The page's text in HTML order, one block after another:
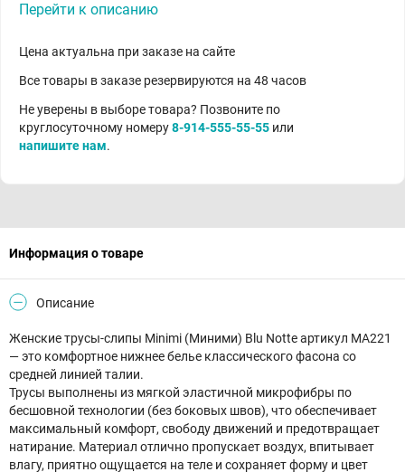
Перейти к описанию
Цена актуальна при заказе на сайте
Все товары в заказе резервируются на 48 часов
Не уверены в выборе товара? Позвоните по
круглосуточному номеру8-914-555-55-55 или
напишите нам.
Информация о товаре
Описание
Женские трусы-слипы Minimi (Миними) Blu Notte артикул MA221
— это комфортное нижнее белье классического фасона со
средней линией талии.
Трусы выполнены из мягкой эластичной микрофибры по
бесшовной технологии (без боковых швов), что обеспечивает
максимальный комфорт, свободу движений и предотвращает
натирание. Материал отлично пропускает воздух, впитывает
влагу, приятно ощущается на теле и сохраняет форму и цвет